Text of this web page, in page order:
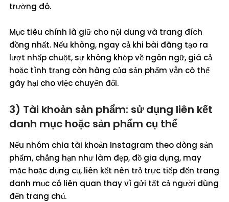
trường đó.
Mục tiêu chính là giữ cho nội dung và trang đích
đồng nhất. Nếu không, ngay cả khi bài đăng tạo ra
lượt nhấp chuột, sự không khớp về ngôn ngữ, giá cả
hoặc tình trạng còn hàng của sản phẩm vẫn có thể
gây hại cho việc chuyển đổi.
3) Tài khoản sản phẩm: sử dụng liên kết
danh mục hoặc sản phẩm cụ thể
Nếu nhóm chia tài khoản Instagram theo dòng sản
phẩm, chẳng hạn như làm đẹp, đồ gia dụng, may
mặc hoặc dụng cụ, liên kết nên trỏ trực tiếp đến trang
danh mục có liên quan thay vì gửi tất cả người dùng
đến trang chủ.